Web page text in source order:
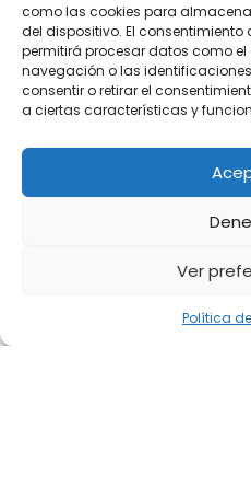
como las cookies para
del dispositivo. El
permitirá procesar datos como
navegación o las
consentir o retirar el
a ciertas características y
Ver
Política